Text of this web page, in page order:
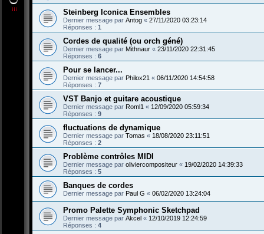
Steinberg Iconica Ensembles
Dernier message par Antog « 27/11/2020 03:23:14
Réponses : 1
Cordes de qualité (ou orch géné)
Dernier message par Mithnaur « 23/11/2020 22:31:45
Réponses : 6
Pour se lancer...
Dernier message par Philox21 « 06/11/2020 14:54:58
Réponses : 7
VST Banjo et guitare acoustique
Dernier message par Roml1 « 12/09/2020 05:59:34
Réponses : 9
fluctuations de dynamique
Dernier message par Tomas « 18/08/2020 23:11:51
Réponses : 2
Problème contrôles MIDI
Dernier message par oliviercompositeur « 19/02/2020 14:39:33
Réponses : 5
Banques de cordes
Dernier message par Paul G « 06/02/2020 13:24:04
Promo Palette Symphonic Sketchpad
Dernier message par Akcel « 12/10/2019 12:24:59
Réponses : 4